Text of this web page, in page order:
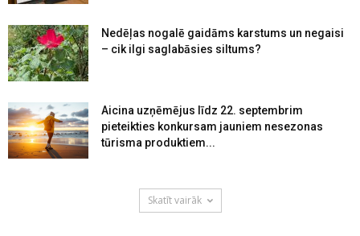
Nedēļas nogalē gaidāms karstums un negaisi
– cik ilgi saglabāsies siltums?
Aicina uzņēmējus līdz 22. septembrim
pieteikties konkursam jauniem nesezonas
tūrisma produktiem...
Skatīt vairāk